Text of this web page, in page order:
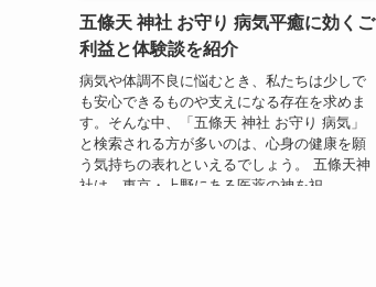
五條天 神社 お守り 病気平癒に効くご
利益と体験談を紹介
病気や体調不良に悩むとき、私たちは少しで
も安心できるものや支えになる存在を求めま
す。そんな中、「五條天 神社 お守り 病気」
と検索される方が多いのは、心身の健康を願
う気持ちの表れといえるでしょう。 五條天神
社は、東京・上野にある医薬の神を祀...